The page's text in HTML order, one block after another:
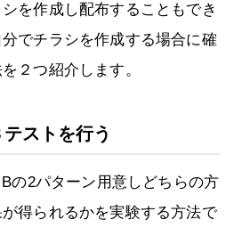
を作成し配布することもでき
でチラシを作成する場合に確
２つ紹介します。
ストを行う
Bの2パターン用意しどちらの方
得られるかを実験する方法で